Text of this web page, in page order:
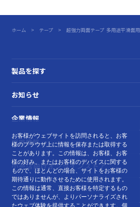
ホーム テープ 超強力両面テープ 多用途平滑面用
製品を探す
お知らせ
企業情報
採用情報
小売店向けオンラインストア
お客様がウェブサイトを訪問されると、お客
様のブラウザ上に情報を保存または取得する
ことがあります。この情報は、お客様、お客
様の好み、またはお客様のデバイスに関する
もので、ほとんどの場合、サイトをお客様の
期待通りに動作させるために使用されます。
この情報は通常、直接お客様を特定するもの
ではありませんが、よりパーソナライズされ
たウェブ体験を提供することができます。 個